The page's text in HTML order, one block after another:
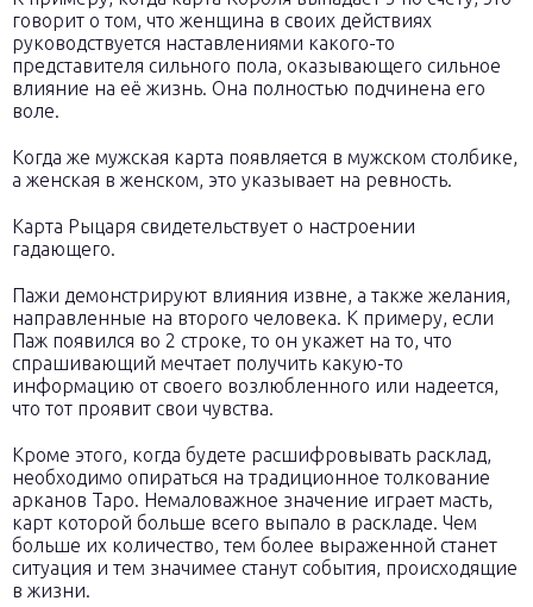
говорит о том, что женщина в своих действиях
руководствуется наставлениями какого-то
представителя сильного пола, оказывающего сильное
влияние на её жизнь. Она полностью подчинена его
воле.
Когда же мужская карта появляется в мужском столбике,
а женская в женском, это указывает на ревность.
Карта Рыцаря свидетельствует о настроении
гадающего.
Пажи демонстрируют влияния извне, а также желания,
направленные на второго человека. К примеру, если
Паж появился во 2 строке, то он укажет на то, что
спрашивающий мечтает получить какую-то
информацию от своего возлюбленного или надеется,
что тот проявит свои чувства.
Кроме этого, когда будете расшифровывать расклад,
необходимо опираться на традиционное толкование
арканов Таро. Немаловажное значение играет масть,
карт которой больше всего выпало в раскладе. Чем
больше их количество, тем более выраженной станет
ситуация и тем значимее станут события, происходящие
в жизни.